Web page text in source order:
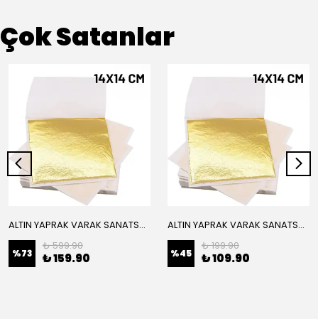
Çok Satanlar
ALTIN YAPRAK VARAK SANATSAL BÜYÜK BOY FOLYO EPOKSİ REÇİNE NAİL ART 16 ADET 14X14 CM ALTIN RENK
%73
₺ 599.90
₺ 159.90
ALTIN YAPRAK VARAK SANATSAL BÜYÜK BOY FOLYO EPOKSİ REÇİNE NAİL ART 8 ADET ALTIN RENK 14X14 CM
%45
₺ 199.90
₺ 109.90